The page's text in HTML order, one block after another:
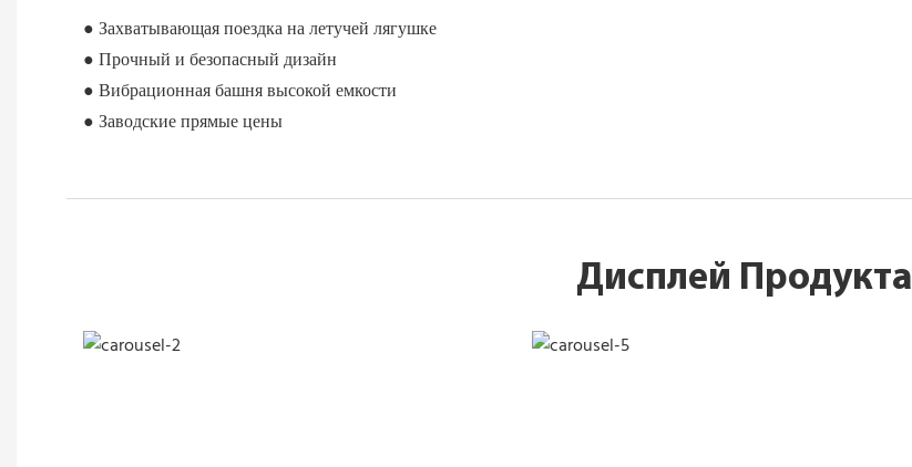
● Захватывающая поездка на летучей лягушке
● Прочный и безопасный дизайн
● Вибрационная башня высокой емкости
● Заводские прямые цены
Дисплей Продукта